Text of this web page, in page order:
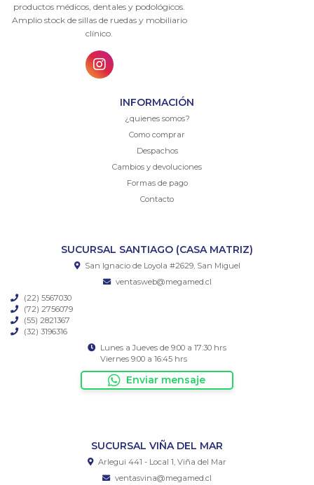
productos médicos, dentales y podológicos.
Amplio stock de sillas de ruedas y mobiliario
clínico.
INFORMACIÓN
¿quienes somos?
Como comprar
Despachos
Cambios y devoluciones
Formas de pago
Contacto
SUCURSAL SANTIAGO (CASA MATRIZ)
San Ignacio de Loyola #2629, San Miguel
ventasweb@megamed.cl
(22) 5567030
(72) 2756079
(55) 2821367
(32) 3196316
Lunes a Jueves de 9:00 a 17:30 hrs
Viernes 9:00 a 16:45 hrs
Enviar mensaje
SUCURSAL VIÑA DEL MAR
Arlegui 441 - Local 1, Viña del Mar
ventasvina@megamed.cl